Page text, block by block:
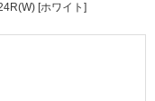
[ホワイト]